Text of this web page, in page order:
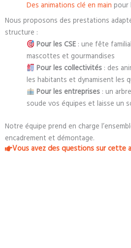
Des animations clé en main pour
Nous proposons des prestations
structure :
Pour les CSE : une fête
mascottes et gourmandises
Pour les collectivités : des
les habitants et dynamisent les
Pour les entreprises : un
soude vos équipes et laisse un
Notre équipe prend en charge
encadrement et démontage.
Vous avez des questions sur cette